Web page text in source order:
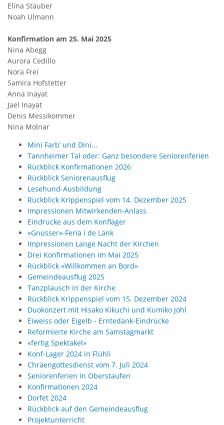
Elina Stäuber
Noah Ulmann
Konfirmation am 25. Mai 2025
Nina Abegg
Aurora Cedillo
Nora Frei
Samira Hofstetter
Anna Inayat
Jael Inayat
Denis Messikommer
Nina Molnar
Mini Farb’ und Dini...
Tannheimer Tal oder: Ganz besondere Seniorenferien
Rückblick Konfirmationen 2026
Rückblick Seniorenausflug
Lesehund-Ausbildung
Rückblick Krippenspiel vom 14. Dezember 2025
Impressionen Mitwirkenden-Anlass
Eindrücke aus dem Konflager
«Gnüsser»-Feriä i de Länk
Impressionen Lange Nacht der Kirchen
Drei Konfirmationen im Mai 2025
Rückblick «Willkommen an Bord»
Gemeindeausflug 2025
Tanzplausch in der Kirche
Rückblick Krippenspiel vom 15. Dezember 2024
Duokonzert mit Hisako Kikuchi und Kumiko Jöhl
Eiweiss oder Eigelb - Erntedank-Eindrücke
Reformierte Kirche am Samstagmarkt
«fertig Spektakel»
Konf-Lager 2024 in Flühli
Chräengottesdienst vom 7. Juli 2024
Seniorenferien in Oberstaufen
Konfirmationen 2024
Dorfet 2024
Rückblick auf den Gemeindeausflug
Projektunterricht